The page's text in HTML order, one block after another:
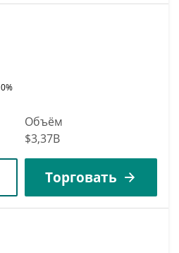
0%
Объём
$3,37B
Торговать